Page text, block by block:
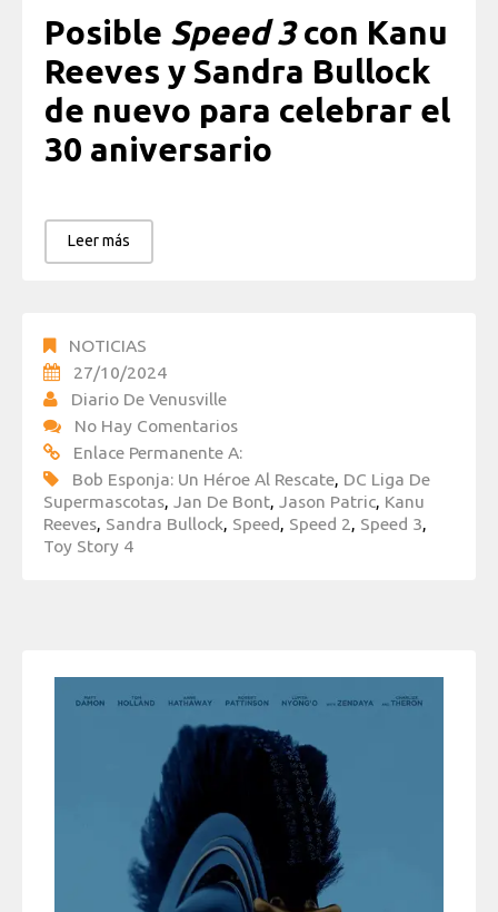
Posible Speed 3con Kanu
Reeves y Sandra Bullock
de nuevo para celebrar el
30 aniversario
Leer más
NOTICIAS
27/10/2024
Diario De Venusville
No Hay Comentarios
Enlace Permanente A:
Bob Esponja: Un Héroe Al Rescate, DC Liga De
Supermascotas, Jan De Bont, Jason Patric, Kanu
Reeves, Sandra Bullock, Speed, Speed 2, Speed 3,
Toy Story 4